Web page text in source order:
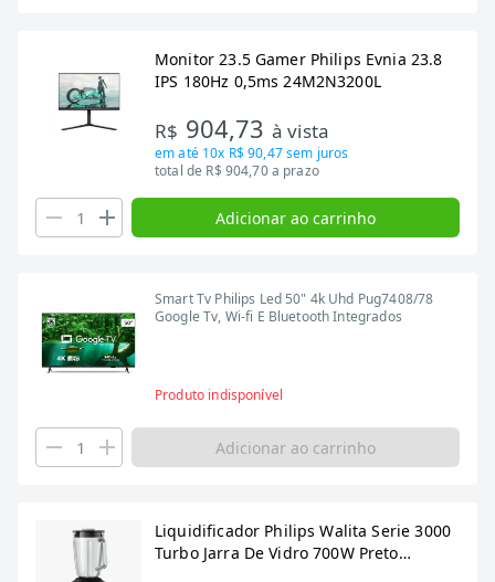
Monitor 23.5 Gamer Philips Evnia 23.8
IPS 180Hz 0,5ms 24M2N3200L
R$ 904,73 à vista
em até 10x R$ 90,47sem juros
total de R$ 904,70 a prazo
Adicionar ao carrinho
Smart Tv Philips Led 50" 4k Uhd Pug7408/78
Google Tv, Wi-fi E Bluetooth Integrados
Produto indisponível
Adicionar ao carrinho
Liquidificador Philips Walita Serie 3000
Turbo Jarra De Vidro 700W Preto